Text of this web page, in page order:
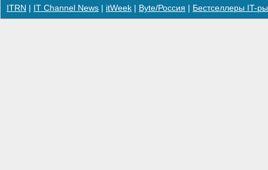
ITRN IT Channel News itWeek Byte/Россия Бестселлеры IT-